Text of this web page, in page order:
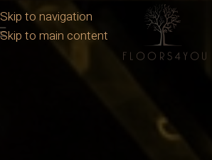
Skip to navigation
Skip to main content